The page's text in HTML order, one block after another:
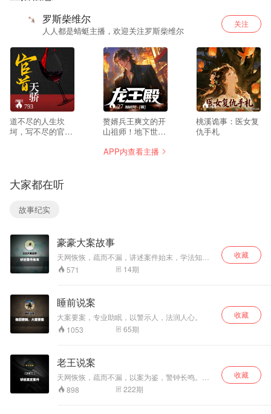
罗斯柴维尔
人人都是蜻蜓主播，欢迎关注罗斯柴维尔
关注
793
道不尽的人生坎
坷，写不尽的官场
了历史上最年轻的
镇长。斗贪平黑整
发展，且看他如何
长，平步青云，直
达天听。都说官场
坎坷，人生渺渺，
凭什么他可以醉卧
美人膝，笑看风云
场风流？把酒风含
笑。
27
赘婿兵王爽文的开
山祖师！地下世界
总裁家的女婿! 全
来临！
44
桃溪诡事：医女复
仇手札
APP内查看主播
大家都在听
故事纪实
豪豪大案故事
天网恢恢，疏而不漏，讲述案件始末，学法知法
懂法。以案为鉴，警钟长鸣！
571 14期
收藏
睡前说案
大案要案，专业助眠，以警示人，法润人心。
1053
65期
收藏
老王说案
天网恢恢，疏而不漏，以案为鉴，警钟长鸣。讲
述真实案件，学会知法守法。
898 222期
收藏